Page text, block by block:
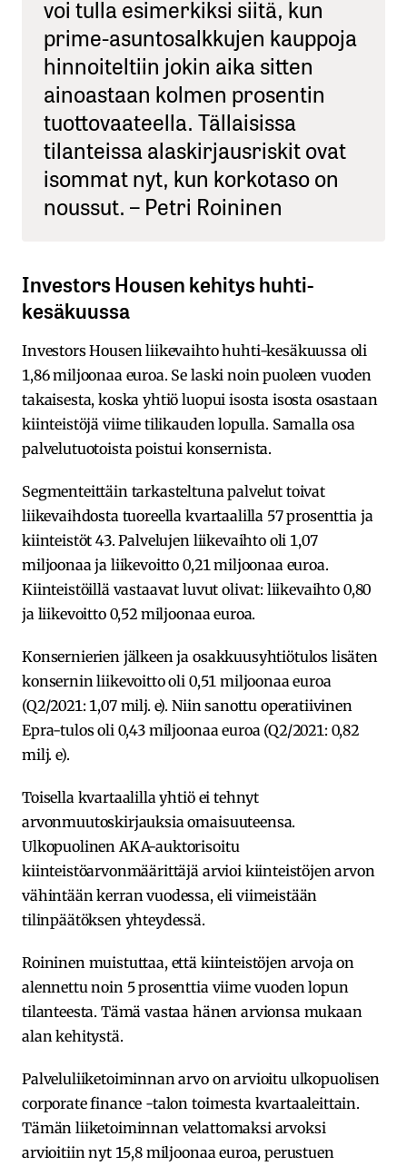
voi tulla esimerkiksi siitä, kun
prime-asuntosalkkujen kauppoja
hinnoiteltiin jokin aika sitten
ainoastaan kolmen prosentin
tuottovaateella. Tällaisissa
tilanteissa alaskirjausriskit ovat
isommat nyt, kun korkotaso on
noussut. – Petri Roininen
Investors Housen kehitys huhti-
kesäkuussa
Investors Housen liikevaihto huhti-kesäkuussa oli
1,86 miljoonaa euroa. Se laski noin puoleen vuoden
takaisesta, koska yhtiö luopui isosta isosta osastaan
kiinteistöjä viime tilikauden lopulla. Samalla osa
palvelutuotoista poistui konsernista.
Segmenteittäin tarkasteltuna palvelut toivat
liikevaihdosta tuoreella kvartaalilla 57 prosenttia ja
kiinteistöt 43. Palvelujen liikevaihto oli 1,07
miljoonaa ja liikevoitto 0,21 miljoonaa euroa.
Kiinteistöillä vastaavat luvut olivat: liikevaihto 0,80
ja liikevoitto 0,52 miljoonaa euroa.
Konsernierien jälkeen ja osakkuusyhtiötulos lisäten
konsernin liikevoitto oli 0,51 miljoonaa euroa
(Q2/2021: 1,07 milj. e). Niin sanottu operatiivinen
Epra-tulos oli 0,43 miljoonaa euroa (Q2/2021: 0,82
milj. e).
Toisella kvartaalilla yhtiö ei tehnyt
arvonmuutoskirjauksia omaisuuteensa.
Ulkopuolinen AKA-auktorisoitu
kiinteistöarvonmäärittäjä arvioi kiinteistöjen arvon
vähintään kerran vuodessa, eli viimeistään
tilinpäätöksen yhteydessä.
Roininen muistuttaa, että kiinteistöjen arvoja on
alennettu noin 5 prosenttia viime vuoden lopun
tilanteesta. Tämä vastaa hänen arvionsa mukaan
alan kehitystä.
Palveluliiketoiminnan arvo on arvioitu ulkopuolisen
corporate finance -talon toimesta kvartaaleittain.
Tämän liiketoiminnan velattomaksi arvoksi
arvioitiin nyt 15,8 miljoonaa euroa, perustuen